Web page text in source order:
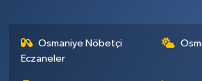
Osmaniye Nöbetçi
Eczaneler